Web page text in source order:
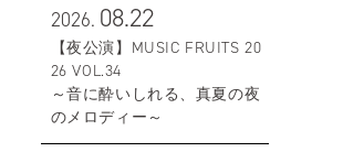
2026. 08.22
【夜公演】MUSIC FRUITS 20
26 VOL.34
～音に酔いしれる、真夏の夜
のメロディー～